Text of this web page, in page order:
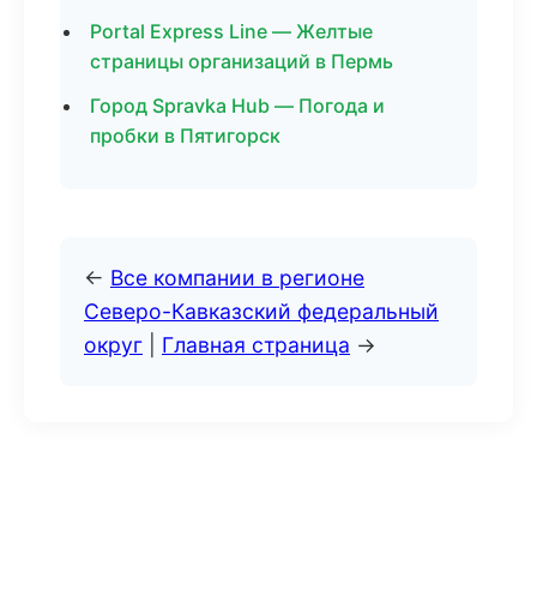
Portal Express Line — Желтые
страницы организаций в Пермь
Город Spravka Hub — Погода и
пробки в Пятигорск
← Все компании в регионе
Северо-Кавказский федеральный
округ
Главная страница →